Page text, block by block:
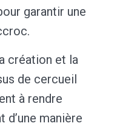
garantir une
création et la
de cercueil
à rendre
d’une manière